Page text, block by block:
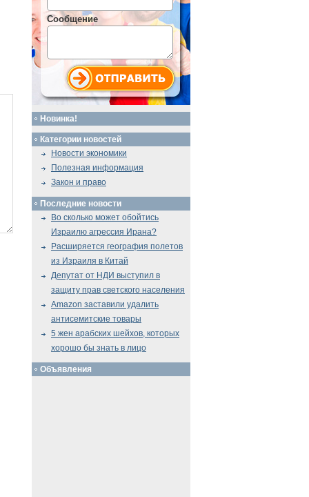
Сообщение
Новинка!
Категории новостей
Новости экономики
Полезная информация
Закон и право
Последние новости
Во сколько может обойтись
Израилю агрессия Ирана?
Расширяется география полетов
из Израиля в Китай
Депутат от НДИ выступил в
защиту прав светского населения
Amazon заставили удалить
антисемитские товары
5 жен арабских шейхов, которых
хорошо бы знать в лицо
Объявления